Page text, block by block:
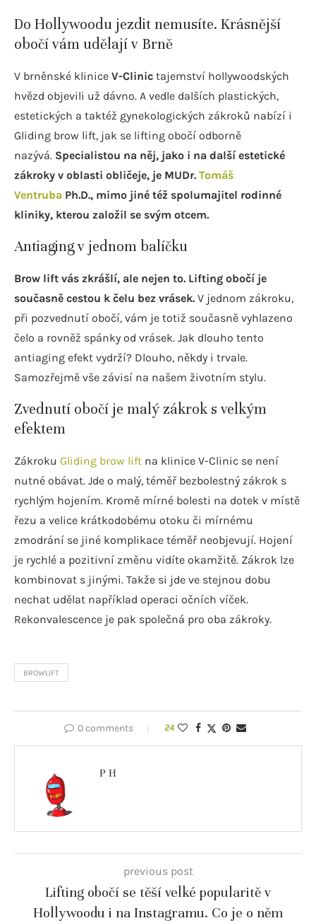
Do Hollywoodu jezdit nemusíte. Krásnější
obočí vám udělají v Brně
V brněnské klinice V-Clinic tajemství hollywoodských
hvězd objevili už dávno. A vedle dalších plastických,
estetických a taktéž gynekologických zákroků nabízí i
Gliding brow lift, jak se lifting obočí odborně
nazývá. Specialistou na něj, jako i na další estetické
zákroky v oblasti obličeje, je MUDr. Tomáš
Ventruba Ph.D., mimo jiné též spolumajitel rodinné
kliniky, kterou založil se svým otcem.
Antiaging v jednom balíčku
Brow lift vás zkrášlí, ale nejen to. Lifting obočí je
současně cestou k čelu bez vrásek. V jednom zákroku,
při pozvednutí obočí, vám je totiž současně vyhlazeno
čelo a rovněž spánky od vrásek. Jak dlouho tento
antiaging efekt vydrží? Dlouho, někdy i trvale.
Samozřejmě vše závisí na našem životním stylu.
Zvednutí obočí je malý zákrok s velkým
efektem
Zákroku Gliding brow lift na klinice V-Clinic se není
nutné obávat. Jde o malý, téměř bezbolestný zákrok s
rychlým hojením. Kromě mírné bolesti na dotek v místě
řezu a velice krátkodobému otoku či mírnému
zmodrání se jiné komplikace téměř neobjevují. Hojení
je rychlé a pozitivní změnu vidíte okamžitě. Zákrok lze
kombinovat s jinými. Takže si jde ve stejnou dobu
nechat udělat například operaci očních víček.
Rekonvalescence je pak společná pro oba zákroky.
BROWLIFT
0 comments 24
P H
previous post
Lifting obočí se těší velké popularitě v
Hollywoodu i na Instagramu. Co je o něm